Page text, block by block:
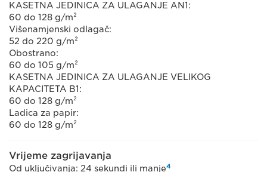
KASETNA JEDINICA ZA ULAGANJE AN1:
60 do 128 g/m²
Višenamjenski odlagač:
52 do 220 g/m²
Obostrano:
60 do 105 g/m²
KASETNA JEDINICA ZA ULAGANJE VELIKOG
KAPACITETA B1:
60 do 128 g/m²
Ladica za papir:
60 do 128 g/m²
Vrijeme zagrijavanja
Od uključivanja: 24 sekundi ili manje4